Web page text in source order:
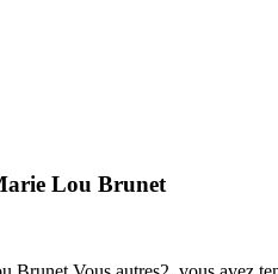
Lou Brunet